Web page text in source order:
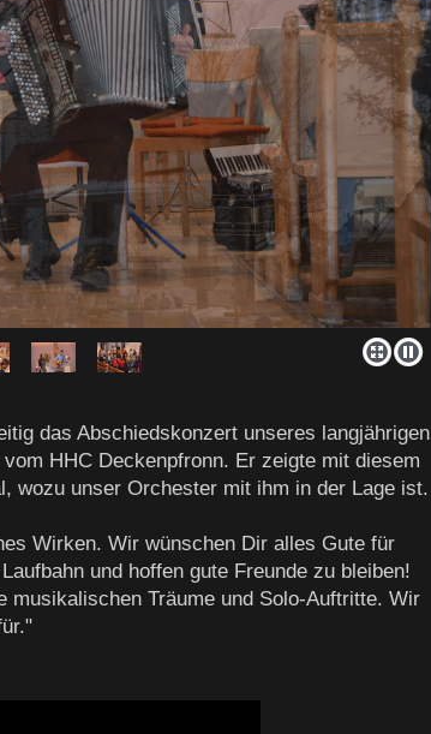
das Abschiedskonzert unseres langjährigen
HHC Deckenpfronn. Er zeigte mit diesem
wozu unser Orchester mit ihm in der Lage ist.
Wirken. Wir wünschen Dir alles Gute für
und hoffen gute Freunde zu bleiben!
musikalischen Träume und Solo-Auftritte. Wir